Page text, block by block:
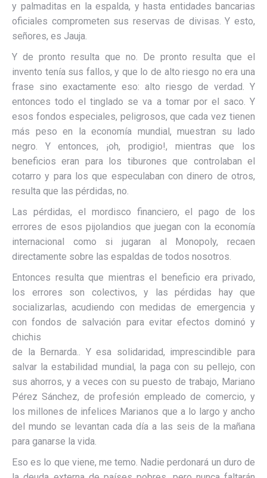
y palmaditas en la espalda, y hasta entidades bancarias
oficiales comprometen sus reservas de divisas. Y esto,
señores, es Jauja.
Y de pronto resulta que no. De pronto resulta que el
invento tenía sus fallos, y que lo de alto riesgo no era una
frase sino exactamente eso: alto riesgo de verdad. Y
entonces todo el tinglado se va a tomar por el saco. Y
esos fondos especiales, peligrosos, que cada vez tienen
más peso en la economía mundial, muestran su lado
negro. Y entonces, ¡oh, prodigio!, mientras que los
beneficios eran para los tiburones que controlaban el
cotarro y para los que especulaban con dinero de otros,
resulta que las pérdidas, no.
Las pérdidas, el mordisco financiero, el pago de los
errores de esos pijolandios que juegan con la economía
internacional como si jugaran al Monopoly, recaen
directamente sobre las espaldas de todos nosotros.
Entonces resulta que mientras el beneficio era privado,
los errores son colectivos, y las pérdidas hay que
socializarlas, acudiendo con medidas de emergencia y
con fondos de salvación para evitar efectos dominó y
chichis
de la Bernarda.. Y esa solidaridad, imprescindible para
salvar la estabilidad mundial, la paga con su pellejo, con
sus ahorros, y a veces con su puesto de trabajo, Mariano
Pérez Sánchez, de profesión empleado de comercio, y
los millones de infelices Marianos que a lo largo y ancho
del mundo se levantan cada día a las seis de la mañana
para ganarse la vida.
Eso es lo que viene, me temo. Nadie perdonará un duro de